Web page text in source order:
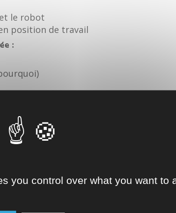
le robot
position de travail
:
production
you control over what you want to